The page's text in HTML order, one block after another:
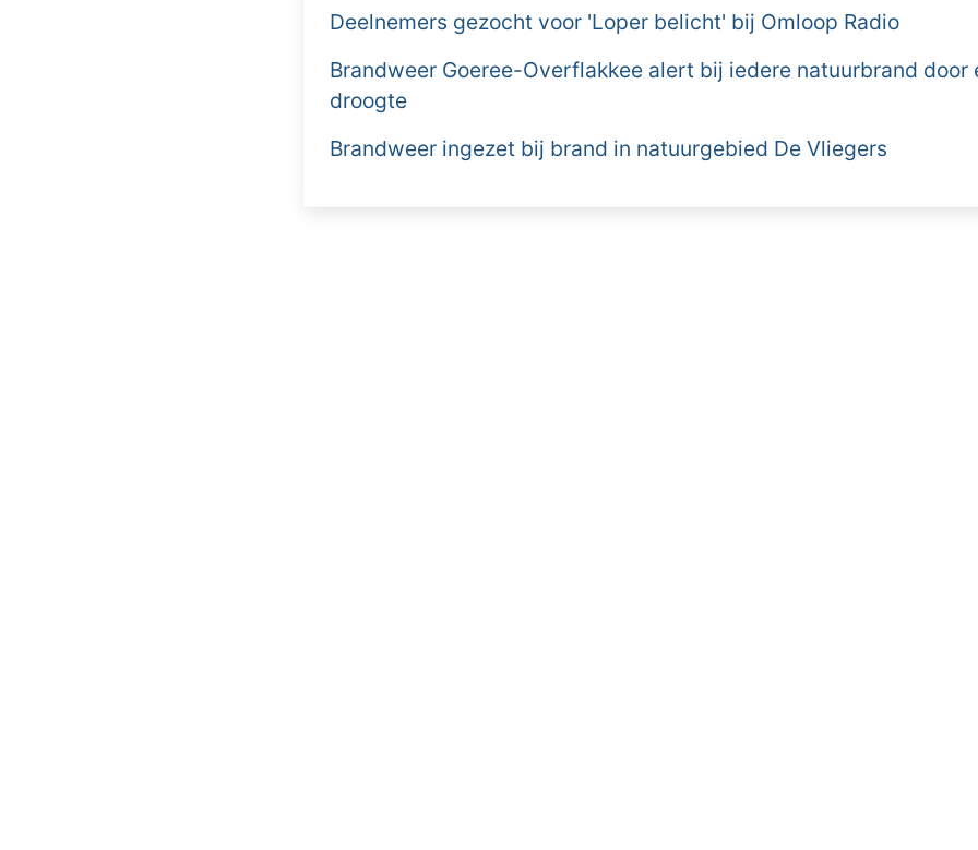
Deelnemers gezocht voor 'Loper belicht' bij Omloop Radio
Brandweer Goeree-Overflakkee alert bij iedere natuurbrand door
droogte
Brandweer ingezet bij brand in natuurgebied De Vliegers